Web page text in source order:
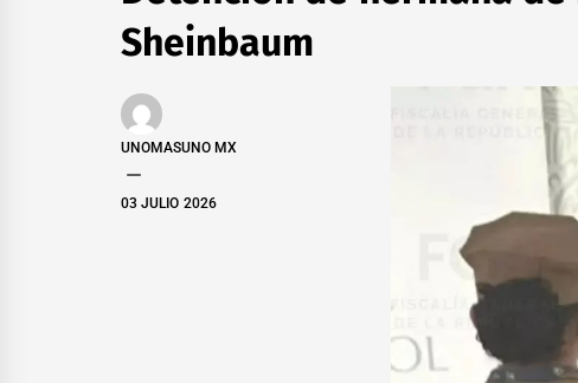
Sheinbaum
UNOMASUNO MX
03 JULIO 2026